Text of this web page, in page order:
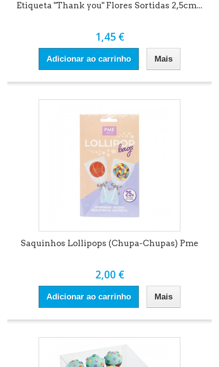
Etiqueta "Thank you" Flores Sortidas 2,5cm...
1,45 €
Adicionar ao carrinho Mais
Saquinhos Lollipops (Chupa-Chupas) Pme
2,00 €
Adicionar ao carrinho Mais